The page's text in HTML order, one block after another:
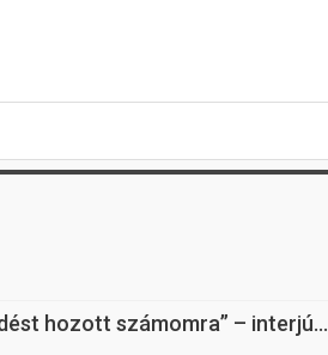
hozott számomra” – interjú…